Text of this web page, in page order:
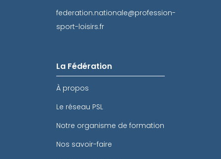
federation.nationale@profession-
sport-loisirs.fr
La Fédération
À propos
Le réseau PSL
Notre organisme de formation
Nos savoir-faire